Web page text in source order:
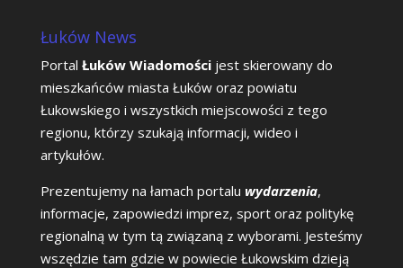
Łuków News
Portal Łuków Wiadomościjest skierowany do
mieszkańców miasta Łuków oraz powiatu
Łukowskiego i wszystkich miejscowości z tego
regionu, którzy szukają informacji, wideo i
artykułów.
Prezentujemy na łamach portalu wydarzenia,
informacje, zapowiedzi imprez, sport oraz politykę
regionalną w tym tą związaną z wyborami. Jesteśmy
wszędzie tam gdzie w powiecie Łukowskim dzieją